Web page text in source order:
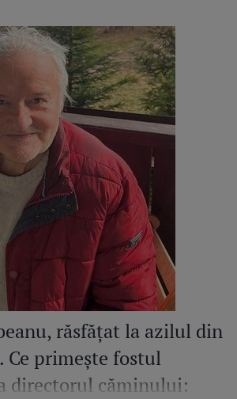
răsfățat la azilul din
Ce primește fostul
directorul căminului: